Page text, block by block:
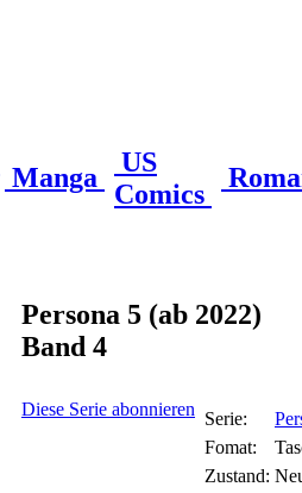
Manga
US
Comics
Persona 5 (ab 2022)
Band 4
Diese Serie abonnieren Serie:
Fomat:
Zustand: